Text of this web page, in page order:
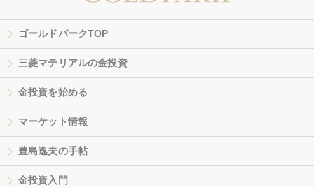
ゴールドパークTOP
三菱マテリアルの金投資
金投資を始める
マーケット情報
豊島逸夫の手帖
金投資入門